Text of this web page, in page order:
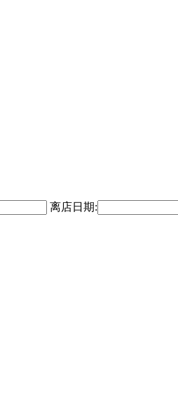
离店日期: